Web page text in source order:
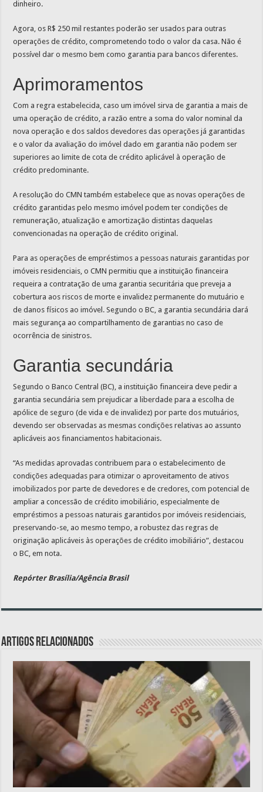
dinheiro.
Agora, os R$ 250 mil restantes poderão ser usados para outras
operações de crédito, comprometendo todo o valor da casa. Não é
possível dar o mesmo bem como garantia para bancos diferentes.
Aprimoramentos
Com a regra estabelecida, caso um imóvel sirva de garantia a mais de
uma operação de crédito, a razão entre a soma do valor nominal da
nova operação e dos saldos devedores das operações já garantidas
e o valor da avaliação do imóvel dado em garantia não podem ser
superiores ao limite de cota de crédito aplicável à operação de
crédito predominante.
A resolução do CMN também estabelece que as novas operações de
crédito garantidas pelo mesmo imóvel podem ter condições de
remuneração, atualização e amortização distintas daquelas
convencionadas na operação de crédito original.
Para as operações de empréstimos a pessoas naturais garantidas por
imóveis residenciais, o CMN permitiu que a instituição financeira
requeira a contratação de uma garantia securitária que preveja a
cobertura aos riscos de morte e invalidez permanente do mutuário e
de danos físicos ao imóvel. Segundo o BC, a garantia secundária dará
mais segurança ao compartilhamento de garantias no caso de
ocorrência de sinistros.
Garantia secundária
Segundo o Banco Central (BC), a instituição financeira deve pedir a
garantia secundária sem prejudicar a liberdade para a escolha de
apólice de seguro (de vida e de invalidez) por parte dos mutuários,
devendo ser observadas as mesmas condições relativas ao assunto
aplicáveis aos financiamentos habitacionais.
“As medidas aprovadas contribuem para o estabelecimento de
condições adequadas para otimizar o aproveitamento de ativos
imobilizados por parte de devedores e de credores, com potencial de
ampliar a concessão de crédito imobiliário, especialmente de
empréstimos a pessoas naturais garantidos por imóveis residenciais,
preservando-se, ao mesmo tempo, a robustez das regras de
originação aplicáveis às operações de crédito imobiliário”, destacou
o BC, em nota.
Repórter Brasília/Agência Brasil
Artigos relacionados